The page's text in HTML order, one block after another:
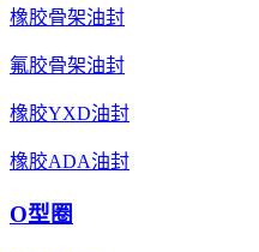
橡胶骨架油封
氟胶骨架油封
橡胶YXD油封
橡胶ADA油封
O型圈